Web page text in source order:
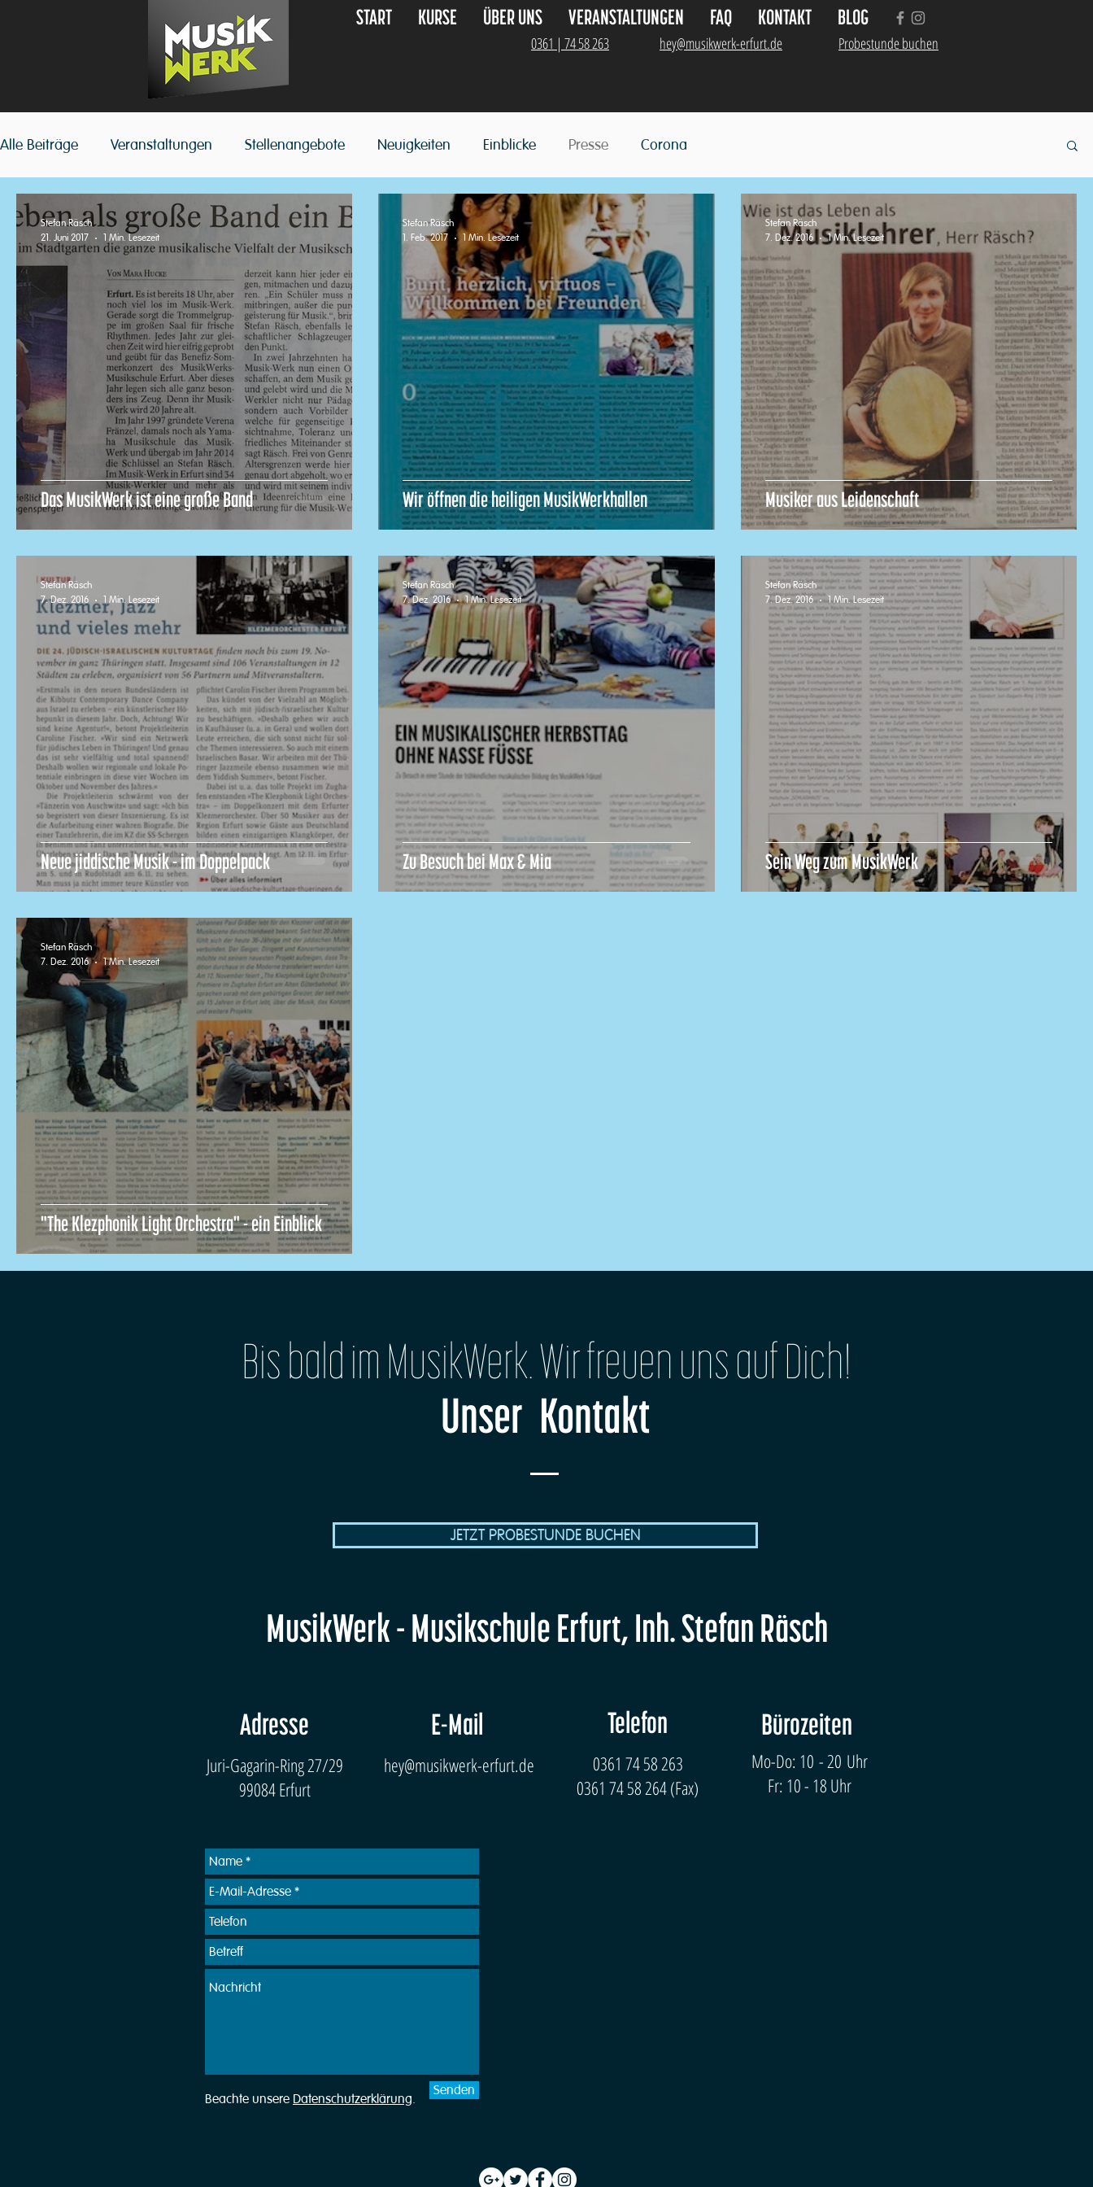
START KURSE ÜBER UNS VERANSTALTUNGEN FAQ KONTAKT BLOG
0361 | 74 58 263 hey@musikwerk-erfurt.de Probestunde buchen
Alle Beiträge Veranstaltungen Stellenangebote Neuigkeiten Einblicke Presse Corona
Das MusikWerk ist eine große Band
Stefan Räsch
21. Juni 2017
1 Min. Lesezeit
Wir öffnen die heiligen MusikWerkhallen
Stefan Räsch
1. Feb. 2017
1 Min. Lesezeit
Musiker aus Leidenschaft
Stefan Räsch
7. Dez. 2016
1 Min. Lesezeit
Neue jiddische Musik - im Doppelpack
Stefan Räsch
7. Dez. 2016
1 Min. Lesezeit
Zu Besuch bei Max & Mia
Stefan Räsch
7. Dez. 2016
1 Min. Lesezeit
Sein Weg zum MusikWerk
Stefan Räsch
7. Dez. 2016
1 Min. Lesezeit
"The Klezphonik Light Orchestra" - ein Einblick
Stefan Räsch
7. Dez. 2016
1 Min. Lesezeit
Bis bald im MusikWerk. Wir freuen uns auf Dich!
Unser Kontakt
JETZT PROBESTUNDE BUCHEN
MusikWerk - Musikschule Erfurt, Inh. Stefan Räsch
Adresse
Juri-Gagarin-Ring 27/29
99084 Erfurt
E-Mail
hey@musikwerk-erfurt.de
Telefon
0361 74 58 263
0361 74 58 264 (Fax)
Bürozeiten
Mo-Do: 10 - 20 Uhr
Fr: 10 - 18 Uhr
Beachte unsere Datenschutzerklärung.
Senden